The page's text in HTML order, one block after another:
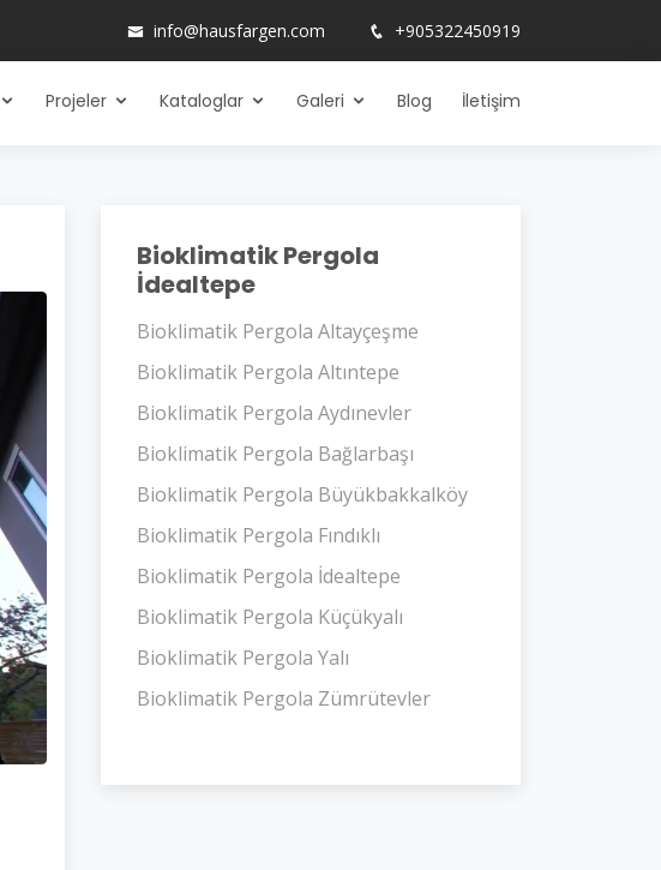
info@hausfargen.com +905322450919
Projeler Kataloglar Galeri Blog İletişim
Bioklimatik Pergola
İdealtepe
Bioklimatik Pergola Altayçeşme
Bioklimatik Pergola Altıntepe
Bioklimatik Pergola Aydınevler
Bioklimatik Pergola Bağlarbaşı
Bioklimatik Pergola Büyükbakkalköy
Bioklimatik Pergola Fındıklı
Bioklimatik Pergola İdealtepe
Bioklimatik Pergola Küçükyalı
Bioklimatik Pergola Yalı
Bioklimatik Pergola Zümrütevler